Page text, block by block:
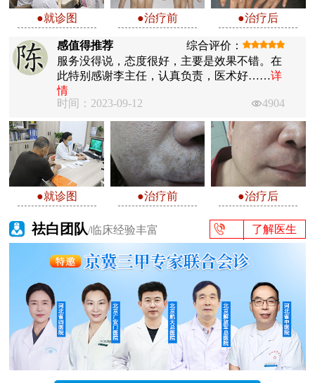
●就诊图 ●治疗前 ●治疗后
感值得推荐
综合评价：
服务没得说，态度很好，主要是效果不错。在
此特别感谢李主任，认真负责，医术好……详
情
时间：2023-09-12
4904
●就诊图 ●治疗前 ●治疗后
祛白团队/临床经验丰富 了解医生